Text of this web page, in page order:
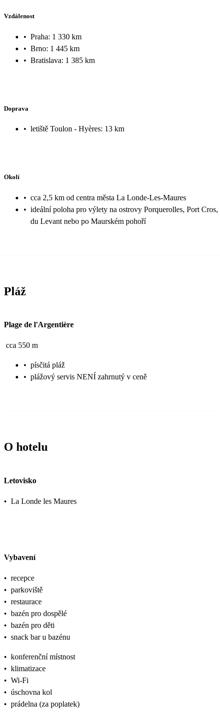
Vzdálenost
• Praha: 1 330 km
• Brno: 1 445 km
• Bratislava: 1 385 km
Doprava
• letiště Toulon - Hyères: 13 km
Okolí
• cca 2,5 km od centra města La Londe-Les-Maures
• ideální poloha pro výlety na ostrovy Porquerolles, Port Cros,
du Levant nebo po Maurském pohoří
Pláž
Plage de l'Argentière
cca 550 m
• písčitá pláž
• plážový servis NENÍ zahrnutý v ceně
O hotelu
Letovisko
• La Londe les Maures
Vybavení
• recepce
• parkoviště
• restaurace
• bazén pro dospělé
• bazén pro děti
• snack bar u bazénu
• konferenční místnost
• klimatizace
• Wi-Fi
• úschovna kol
• prádelna (za poplatek)